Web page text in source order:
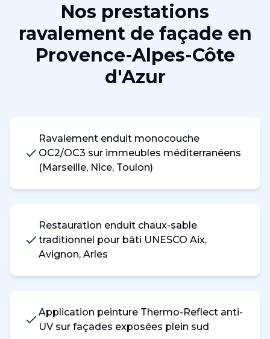
Nos prestations
ravalement de façade en
Provence-Alpes-Côte
d'Azur
Ravalement enduit monocouche
OC2/OC3 sur immeubles méditerranéens
(Marseille, Nice, Toulon)
Restauration enduit chaux-sable
traditionnel pour bâti UNESCO Aix,
Avignon, Arles
Application peinture Thermo-Reflect anti-
UV sur façades exposées plein sud